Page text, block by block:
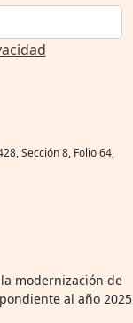
Sección 8, Folio 64,
modernización de
al año 2025